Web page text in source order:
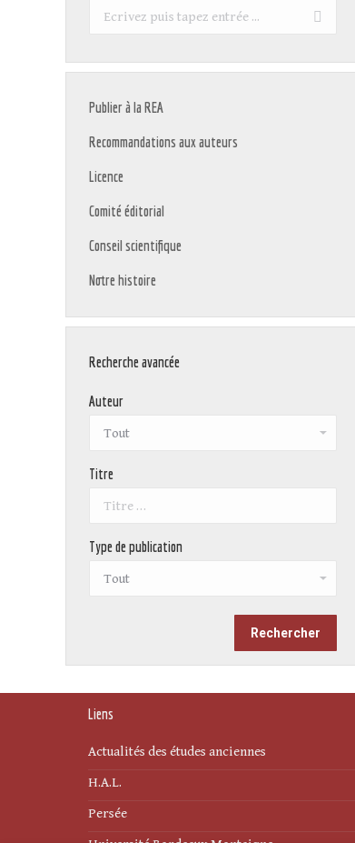
Recherche
Publier à la REA
Recommandations aux auteurs
Licence
Comité éditorial
Conseil scientifique
Notre histoire
Recherche avancée
Auteur
Titre
Type de publication
Liens
Actualités des études anciennes
H.A.L.
Persée